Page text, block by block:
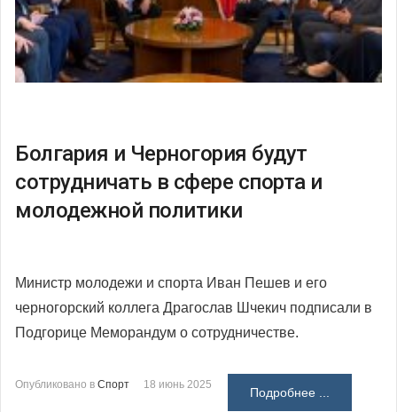
Болгария и Черногория будут
сотрудничать в сфере спорта и
молодежной политики
Министр молодежи и спорта Иван Пешев и его
черногорский коллега Драгослав Шчекич подписали в
Подгорице Меморандум о сотрудничестве.
Опубликовано в Спорт 18 июнь 2025
Подробнее ...